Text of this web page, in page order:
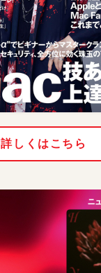
詳しくはこちら